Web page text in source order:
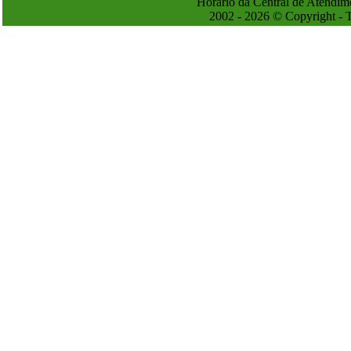
2002 - 2026 © Copyright -